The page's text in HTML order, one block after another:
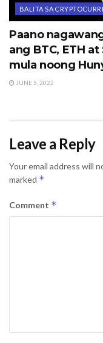
BALITA SA
Paano
ang BTC, ETH
mula noong
JUNE 5, 2022
Leave a Reply
Your email address will
marked *
Comment *